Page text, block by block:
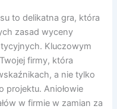
to delikatna gra, która
zasad wyceny
Kluczowym
firmy, która
a nie tylko
projektu. Aniołowie
w firmie w zamian za